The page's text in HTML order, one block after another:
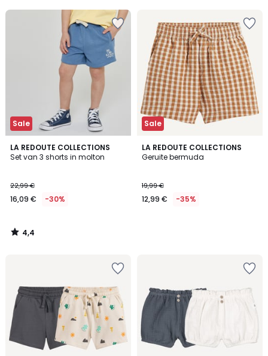
Sale
LA REDOUTE COLLECTIONS
Set van 3 shorts in molton
22,99 €
16,09 € -30%
4,4
/ 5
4,4
/
Sale
LA REDOUTE COLLECTIONS
Geruite bermuda
19,99 €
12,99 € -35%